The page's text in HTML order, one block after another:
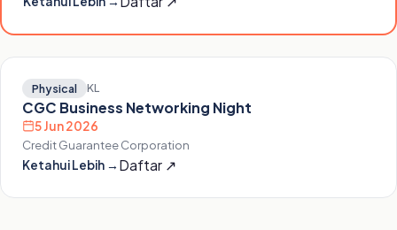
Physical KL
CGC Business Networking Night
5 Jun 2026
Credit Guarantee Corporation
Ketahui Lebih → Daftar ↗